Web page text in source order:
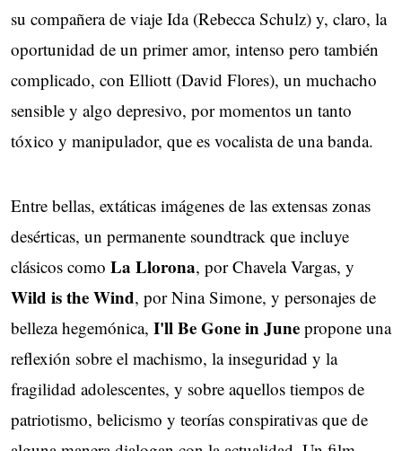
su compañera de viaje Ida (Rebecca Schulz) y, claro, la
oportunidad de un primer amor, intenso pero también
complicado, con Elliott (David Flores), un muchacho
sensible y algo depresivo, por momentos un tanto
tóxico y manipulador, que es vocalista de una banda.
Entre bellas, extáticas imágenes de las extensas zonas
desérticas, un permanente soundtrack que incluye
clásicos como La Llorona, por Chavela Vargas, y
Wild is the Wind, por Nina Simone, y personajes de
belleza hegemónica, I'll Be Gone in June propone una
reflexión sobre el machismo, la inseguridad y la
fragilidad adolescentes, y sobre aquellos tiempos de
patriotismo, belicismo y teorías conspirativas que de